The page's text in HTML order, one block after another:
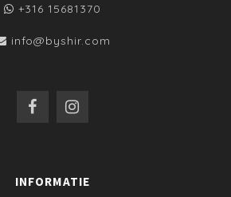
+316 15681370
info@byshir.com
INFORMATIE